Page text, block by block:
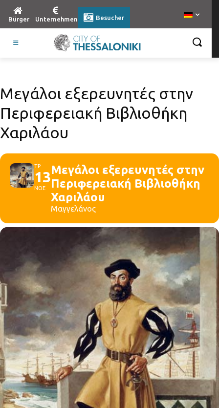
Bürger Unternehmen Besucher
Μεγάλοι εξερευνητές στην
Περιφερειακή Βιβλιοθήκη
Χαριλάου
ΤΡ
13
ΝΟΕ
Μεγάλοι εξερευνητές στην
Περιφερειακή Βιβλιοθήκη
Χαριλάου
Μαγγελάνος